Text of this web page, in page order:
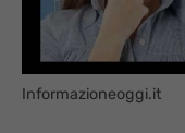
Informazioneoggi.it